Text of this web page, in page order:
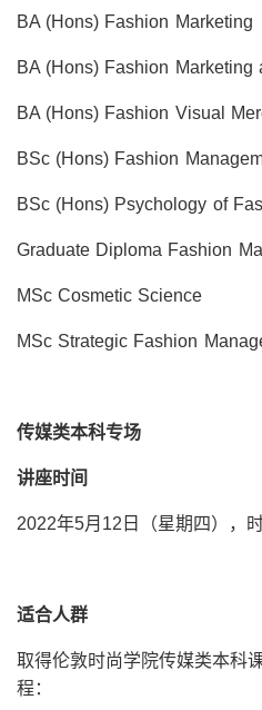
BA (Hons) Fashion Marketing
BA (Hons) Fashion
BA (Hons) Fashion Visual
BSc (Hons) Fashion
BSc (Hons) Psychology of
Graduate Diploma Fashion
MSc Cosmetic Science
MSc Strategic Fashion
传媒类本科专场
讲座时间
2022年5月12日（星期四），
适合人群
取得伦敦时尚学院传媒类本科
程：